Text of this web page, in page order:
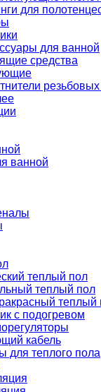
для
для ванной
средства
ванной
теплый пол
теплый пол
теплый
с подогревом
кабель
для теплого пола